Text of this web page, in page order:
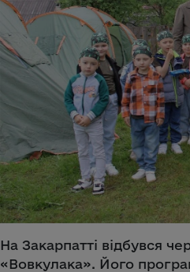
На Закарпатті відбувся
«Вовкулака». Його